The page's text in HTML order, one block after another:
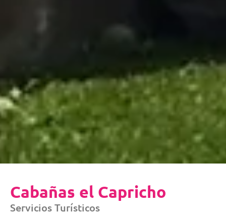
Cabañas el Capricho
Servicios Turísticos